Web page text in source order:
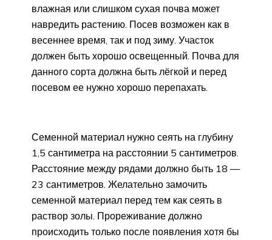
влажная или слишком сухая почва может
навредить растению. Посев возможен как в
весеннее время, так и под зиму. Участок
должен быть хорошо освещенный. Почва для
данного сорта должна быть лёгкой и перед
посевом ее нужно хорошо перепахать.
Семенной материал нужно сеять на глубину
1,5 сантиметра на расстоянии 5 сантиметров.
Расстояние между рядами должно быть 18 —
23 сантиметров. Желательно замочить
семенной материал перед тем как сеять в
раствор золы. Прореживание должно
происходить только после появления хотя бы